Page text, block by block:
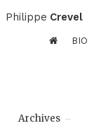
Philippe Crevel
BIO
Archives